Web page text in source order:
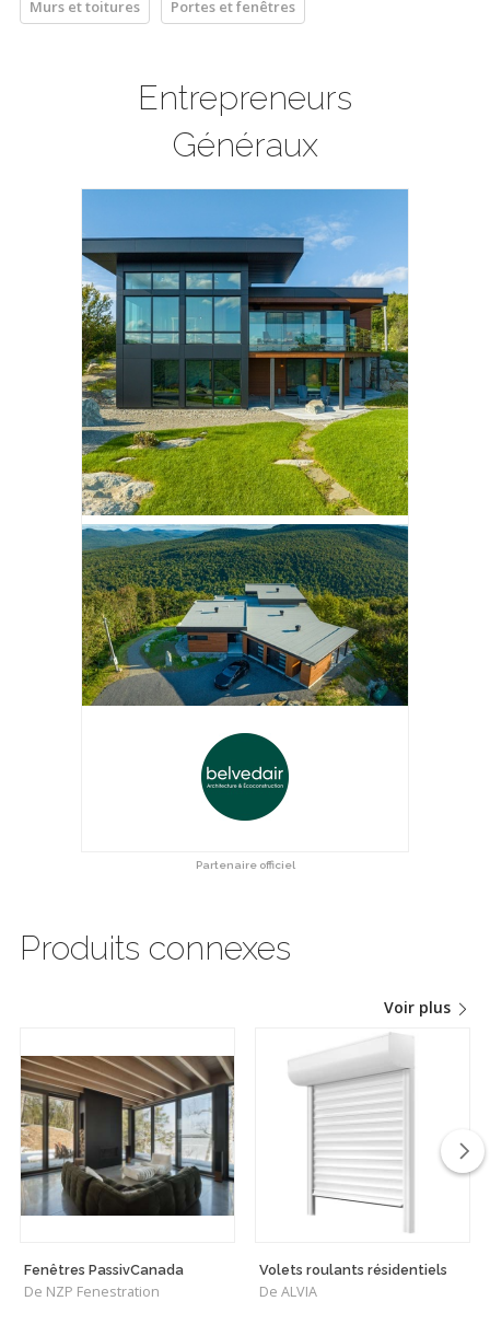
Murs et toitures Portes et fenêtres
Entrepreneurs
Généraux
Partenaire officiel
Produits connexes
Voir plus
Fenêtres PassivCanada
De NZP Fenestration
Volets roulants résidentiels
De ALVIA